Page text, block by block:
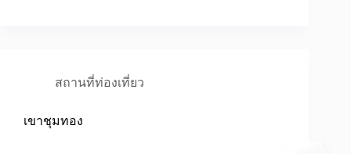
สถานที่ท่องเที่ยว
เขาชุมทอง